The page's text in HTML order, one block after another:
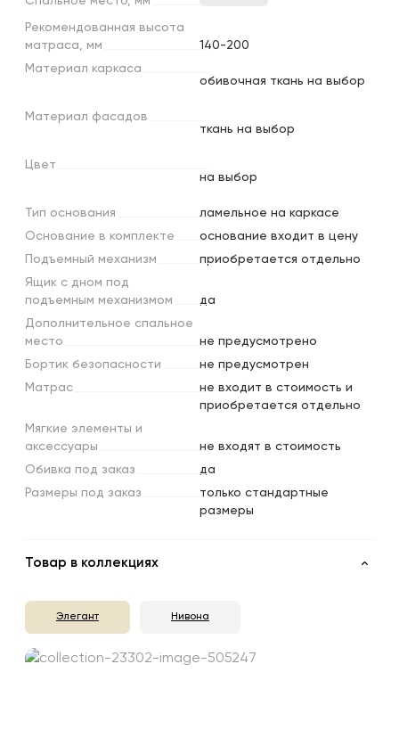
Рекомендованная высота
матраса, мм
140-200
Материал каркаса
обивочная ткань на выбор
Материал фасадов
ткань на выбор
Цвет
на выбор
Тип основания
ламельное на каркасе
Основание в комплекте
основание входит в цену
Подъемный механизм
приобретается отдельно
Ящик с дном под
подъемным механизмом
да
Дополнительное спальное
место
не предусмотрено
Бортик безопасности
не предусмотрен
Матрас
не входит в стоимость и
приобретается отдельно
Мягкие элементы и
аксессуары
не входят в стоимость
Обивка под заказ
да
Размеры под заказ
только стандартные
размеры
Товар в коллекциях
Элегант Нивона